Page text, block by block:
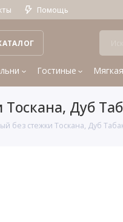
Помощь
Гостиные
Дуб
без стежки Тоскана, Дуб